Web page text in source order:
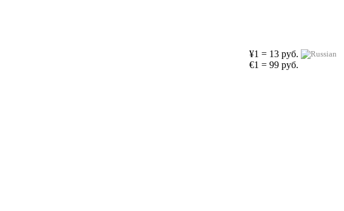
¥1 = 13 руб.
€1 = 99 руб.